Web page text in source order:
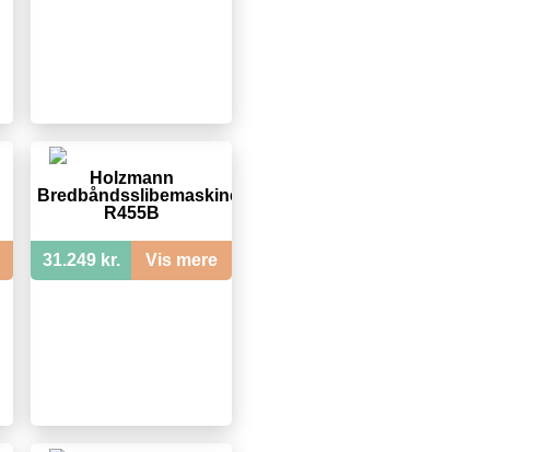
Holzmann
Bredbåndsslibemaskine
R455B
31.249 kr. Vis mere